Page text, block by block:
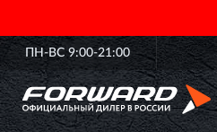
ПН-ВС 9:00-21:00